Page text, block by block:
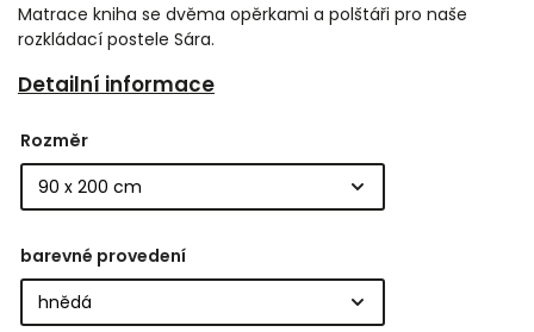
Matrace kniha se dvěma opěrkami a polštáři pro naše
rozkládací postele Sára.
Detailní informace
Rozměr
barevné provedení